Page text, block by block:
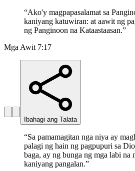
“Ako'y magpapasalamat sa
kaniyang katuwiran: at aawit ng
ng Panginoon na Kataastaasan.”
Mga Awit 7:17
Ibahagi ang Talata
“Sa pamamagitan nga niya ay
palagi ng hain ng pagpupuri sa
baga, ay ng bunga ng mga labi na
kaniyang pangalan.”